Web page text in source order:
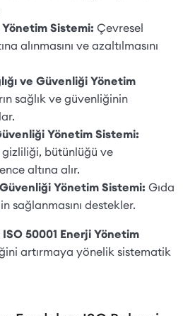
Yönetim Sistemi: Çevresel
alınmasını ve azaltılmasını
ve Güvenliği Yönetim
sağlık ve güvenliğinin
Yönetim Sistemi:
bütünlüğü ve
altına alır.
Yönetim Sistemi: Gıda
sağlanmasını destekler.
ISO 50001 Enerji Yönetim
artırmaya yönelik sistematik